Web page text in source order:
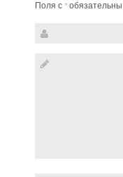
Поля с *